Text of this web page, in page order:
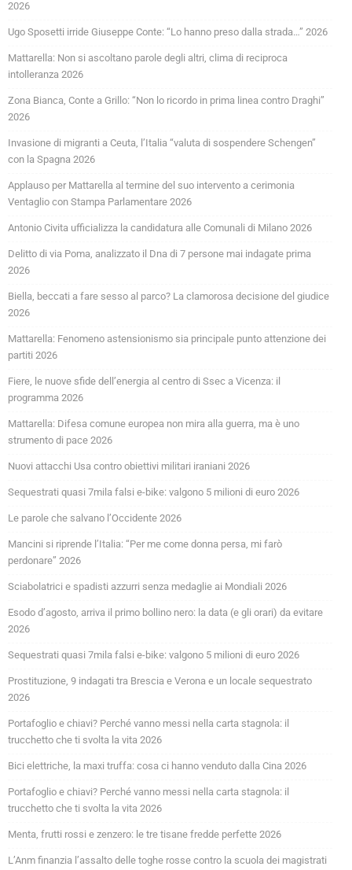
2026
Ugo Sposetti irride Giuseppe Conte: “Lo hanno preso dalla strada…” 2026
Mattarella: Non si ascoltano parole degli altri, clima di reciproca
intolleranza 2026
Zona Bianca, Conte a Grillo: “Non lo ricordo in prima linea contro Draghi”
2026
Invasione di migranti a Ceuta, l’Italia “valuta di sospendere Schengen”
con la Spagna 2026
Applauso per Mattarella al termine del suo intervento a cerimonia
Ventaglio con Stampa Parlamentare 2026
Antonio Civita ufficializza la candidatura alle Comunali di Milano 2026
Delitto di via Poma, analizzato il Dna di 7 persone mai indagate prima
2026
Biella, beccati a fare sesso al parco? La clamorosa decisione del giudice
2026
Mattarella: Fenomeno astensionismo sia principale punto attenzione dei
partiti 2026
Fiere, le nuove sfide dell’energia al centro di Ssec a Vicenza: il
programma 2026
Mattarella: Difesa comune europea non mira alla guerra, ma è uno
strumento di pace 2026
Nuovi attacchi Usa contro obiettivi militari iraniani 2026
Sequestrati quasi 7mila falsi e-bike: valgono 5 milioni di euro 2026
Le parole che salvano l’Occidente 2026
Mancini si riprende l’Italia: “Per me come donna persa, mi farò
perdonare” 2026
Sciabolatrici e spadisti azzurri senza medaglie ai Mondiali 2026
Esodo d’agosto, arriva il primo bollino nero: la data (e gli orari) da evitare
2026
Sequestrati quasi 7mila falsi e-bike: valgono 5 milioni di euro 2026
Prostituzione, 9 indagati tra Brescia e Verona e un locale sequestrato
2026
Portafoglio e chiavi? Perché vanno messi nella carta stagnola: il
trucchetto che ti svolta la vita 2026
Bici elettriche, la maxi truffa: cosa ci hanno venduto dalla Cina 2026
Portafoglio e chiavi? Perché vanno messi nella carta stagnola: il
trucchetto che ti svolta la vita 2026
Menta, frutti rossi e zenzero: le tre tisane fredde perfette 2026
L’Anm finanzia l’assalto delle toghe rosse contro la scuola dei magistrati